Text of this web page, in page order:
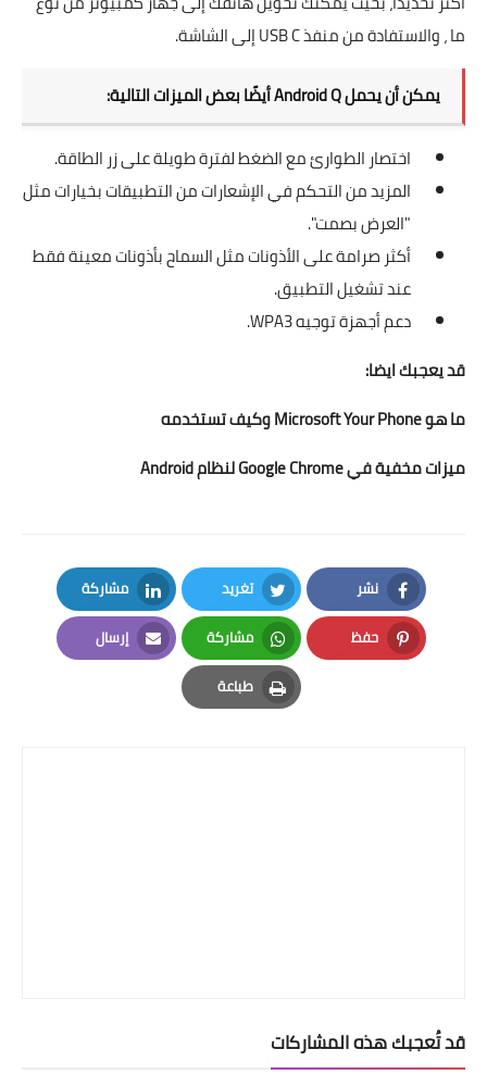
ما ، والاستفادة من منفذ USB C إلى الشاشة.
يمكن أن يحمل Android Q أيضًا بعض الميزات التالية:
اختصار الطوارئ مع الضغط لفترة طويلة على زر الطاقة.
المزيد من التحكم في الإشعارات من التطبيقات بخيارات مثل
"العرض بصمت".
أكثر صرامة على الأذونات مثل السماح بأذونات معينة فقط
عند تشغيل التطبيق.
دعم أجهزة توجيه WPA3.
قد يعجبك ايضا:
ما هو Microsoft Your Phone وكيف تستخدمه
ميزات مخفية في Google Chrome لنظام Android
نشر
Facebook
تغريد
Twitter
مشاركة
LinkedIn
حفظ
Pinterest
مشاركة
Whatsapp
إرسال
Email
طباعة
Print
قد تُعجبك هذه المشاركات